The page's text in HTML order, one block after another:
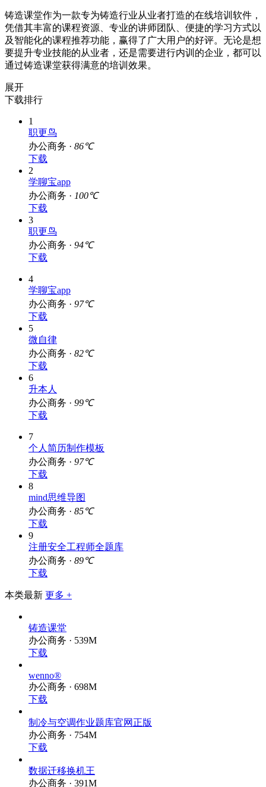
铸造课堂作为一款专为铸造行业从业者打造的在线培训软件，
凭借其丰富的课程资源、专业的讲师团队、便捷的学习方式以
及智能化的课程推荐功能，赢得了广大用户的好评。无论是想
要提升专业技能的从业者，还是需要进行内训的企业，都可以
通过铸造课堂获得满意的培训效果。
展开
下载排行
1
职更鸟
办公商务 · 86℃
下载
2
学聊宝app
办公商务 · 100℃
下载
3
职更鸟
办公商务 · 94℃
下载
4
学聊宝app
办公商务 · 97℃
下载
5
微自律
办公商务 · 82℃
下载
6
升本人
办公商务 · 99℃
下载
7
个人简历制作模板
办公商务 · 97℃
下载
8
mind思维导图
办公商务 · 85℃
下载
9
注册安全工程师全题库
办公商务 · 89℃
下载
本类最新 更多 +
铸造课堂
办公商务 · 539M
下载
wenno®
办公商务 · 698M
下载
制冷与空调作业题库官网正版
办公商务 · 754M
下载
数据迁移换机王
办公商务 · 391M